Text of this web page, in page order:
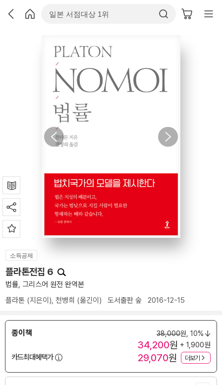
소득공제
플라톤전집 6
법률, 그리스어 원전 완역본
플라톤 (지은이), 천병희 (옮긴이) 도서출판 숲 2016-12-15
종이책 38,000원, 10%
34,200원 + 1,900원
카드최대혜택가
29,070원 더보기